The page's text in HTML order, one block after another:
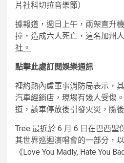
片社科切拉音樂節）
據報道，週日上午，兩架直升
撞，造成六人死亡，這名加州
社。
點擊此處訂閱娛樂通訊
裡約熱內盧軍事消防局表示，
汽車經銷店，現場有幾人受傷。
道，該車停放後引發火災，隨
Tree 最近於 6 月 6 日在巴西聖
其世界巡迴演唱會的一部分，
《Love You Madly, Hate You